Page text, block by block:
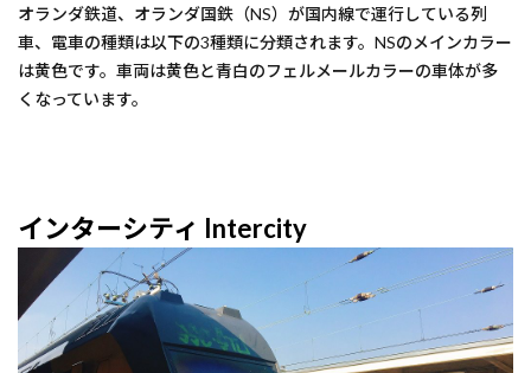
オランダ鉄道、オランダ国鉄（NS）が国内線で運行している列
車、電車の種類は以下の3種類に分類されます。NSのメインカラー
は黄色です。車両は黄色と青白のフェルメールカラーの車体が多
くなっています。
インターシティ Intercity